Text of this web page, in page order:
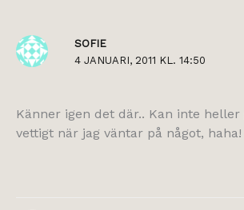
SOFIE
4 JANUARI, 2011 KL. 14:50
Känner igen det där.. Kan inte heller
vettigt när jag väntar på något, haha!